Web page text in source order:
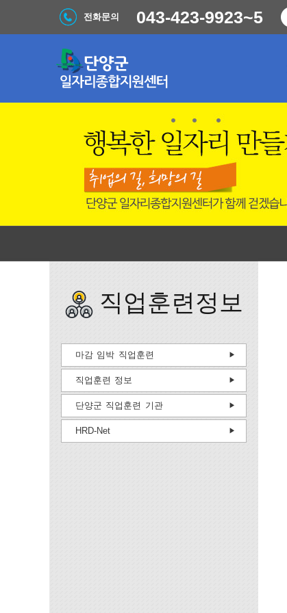
전화문의 043-423-9923~5
직업훈련정보
마감 임박 직업훈련
직업훈련 정보
단양군 직업훈련 기관
HRD-Net